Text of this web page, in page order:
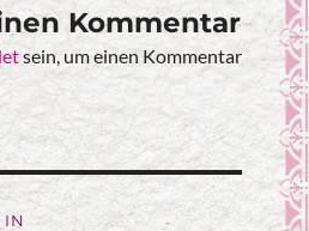
Kommentar
sein, um einen Kommentar
IN